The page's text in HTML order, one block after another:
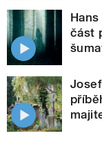
část